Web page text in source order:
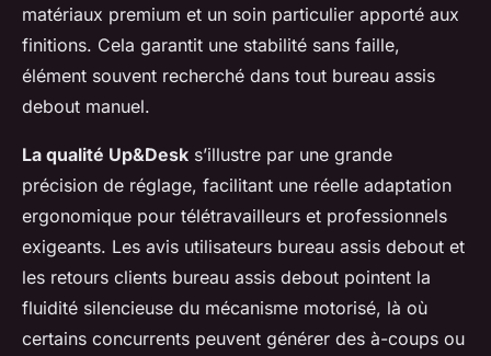
matériaux premium et un soin particulier apporté aux
finitions. Cela garantit une stabilité sans faille,
élément souvent recherché dans tout bureau assis
debout manuel.
La qualité Up&Desk s’illustre par une grande
précision de réglage, facilitant une réelle adaptation
ergonomique pour télétravailleurs et professionnels
exigeants. Les avis utilisateurs bureau assis debout et
les retours clients bureau assis debout pointent la
fluidité silencieuse du mécanisme motorisé, là où
certains concurrents peuvent générer des à-coups ou